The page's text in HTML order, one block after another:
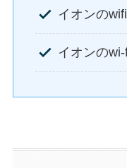
イオンの
イオンの